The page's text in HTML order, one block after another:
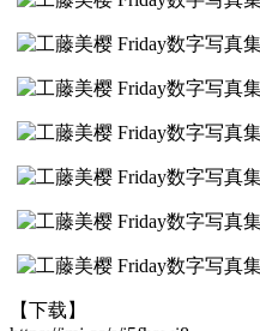
【下载】